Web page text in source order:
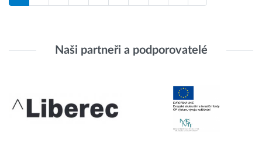
Naši partneři a podporovatelé